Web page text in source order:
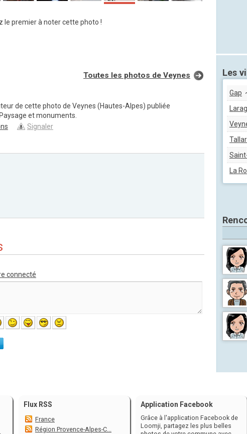
le premier à noter cette photo !
Toutes les photos de Veynes
de cette photo de Veynes (Hautes-Alpes) publiée
et monuments.
Signaler
connecté
Les
Gap
La
Flux RSS
France
Région Provence-Alpes-C...
Application Facebook
Grâce à l'application Facebook de
Loomji, partagez les plus belles